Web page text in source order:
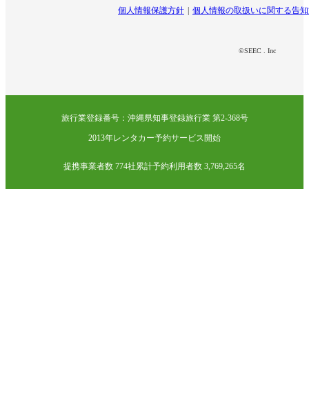
個人情報保護方針 個人情報の取扱いに関する告
©SEEC . Inc
旅行業登録番号：沖縄県知事登録旅行業 第2-368号
2013年レンタカー予約サービス開始
提携事業者数 774社累計予約利用者数 3,769,265名